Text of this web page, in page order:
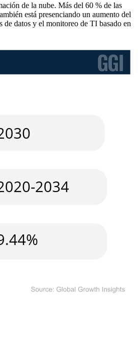
de la nube. Más del 60 % de las
está presenciando un aumento del
de datos y el monitoreo de TI basado en